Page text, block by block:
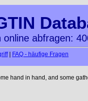
abfragen:
| FAQ - häufige Fragen
hand in hand, and some